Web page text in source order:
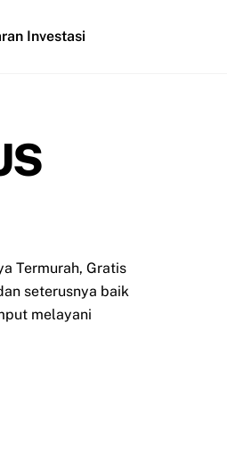
Investasi
Termurah, Gratis
seterusnya baik
melayani